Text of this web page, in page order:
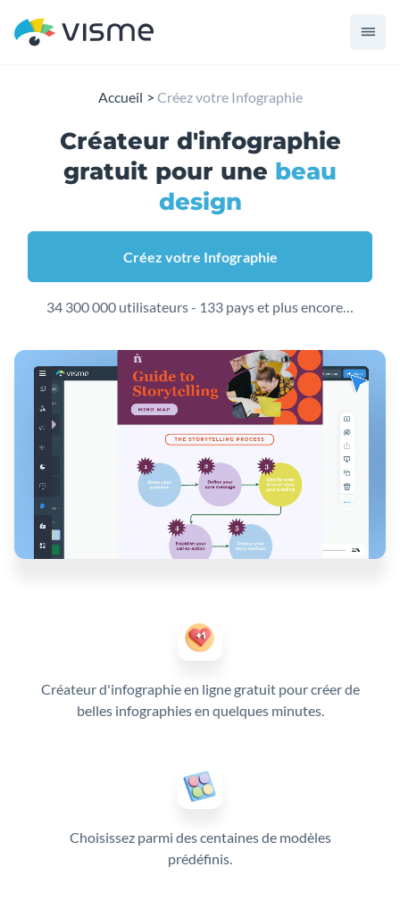
Accueil Créez votre Infographie
Créateur d'infographie
gratuit pour une beau
design
Créez votre Infographie
34 300 000 utilisateurs - 133 pays et plus encore…
Créateur d'infographie en ligne gratuit pour créer de
belles infographies en quelques minutes.
Choisissez parmi des centaines de modèles
prédéfinis.